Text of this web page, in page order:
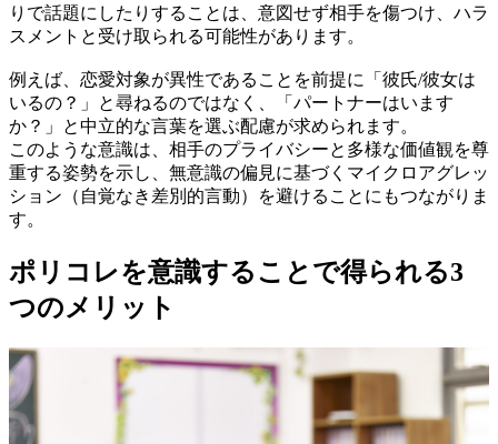
りで話題にしたりすることは、意図せず相手を傷つけ、ハラ
スメントと受け取られる可能性があります。
例えば、恋愛対象が異性であることを前提に「彼氏/彼女は
いるの？」と尋ねるのではなく、「パートナーはいます
か？」と中立的な言葉を選ぶ配慮が求められます。
このような意識は、相手のプライバシーと多様な価値観を尊
重する姿勢を示し、無意識の偏見に基づくマイクロアグレッ
ション（自覚なき差別的言動）を避けることにもつながりま
す。
ポリコレを意識することで得られる3
つのメリット